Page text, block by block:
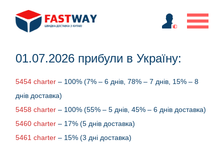
01.07.2026 прибули в Україну:
5454 charter– 100% (7% – 6 днів, 78% – 7 днів, 15% – 8
днів доставка)
5458 charter – 100% (55% – 5 днів, 45% – 6 днів доставка)
5460 charter – 17% (5 днів доставка)
5461 charter – 15% (3 дні доставка)